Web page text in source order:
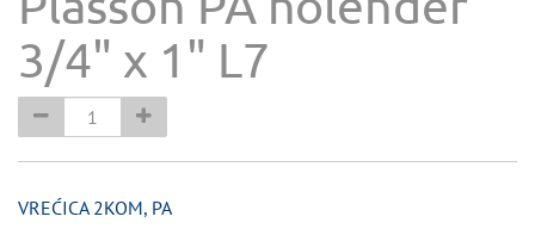
3/4" x 1" L7
VREĆICA 2KOM, PA